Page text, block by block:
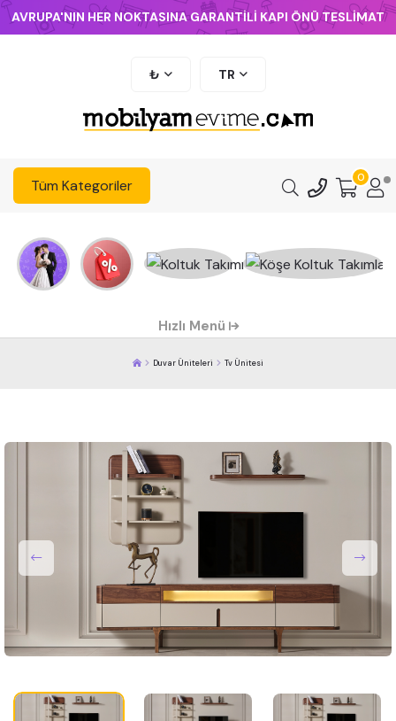
AVRUPA'NIN HER NOKTASINA GARANTİLİ KAPI ÖNÜ TESLİMAT
₺ TR
Tüm Kategoriler 0
Hızlı Menü
Duvar Üniteleri Tv Ünitesi